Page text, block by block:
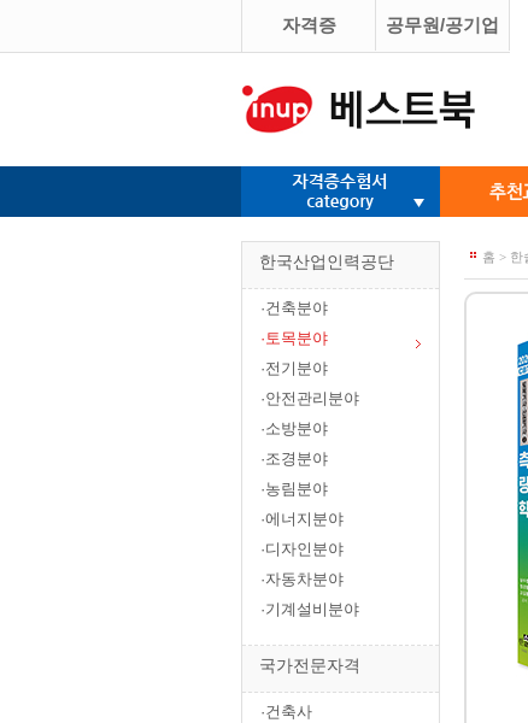
자격증 공무원/공기업
한국산업인력공단
·건축분야
·토목분야
·전기분야
·안전관리분야
·소방분야
·조경분야
·농림분야
·에너지분야
·디자인분야
·자동차분야
·기계설비분야
국가전문자격
·건축사
홈 > 한